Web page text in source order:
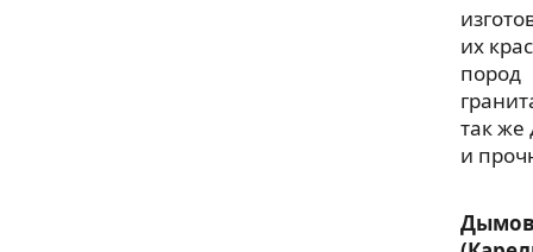
их
пород
так же
и